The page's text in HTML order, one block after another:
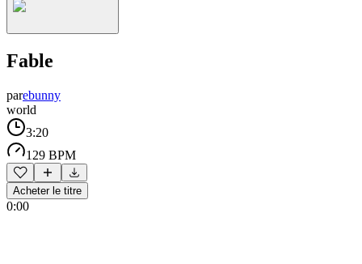
Fable
parebunny
world
3:20
129 BPM
Acheter le titre
0:00